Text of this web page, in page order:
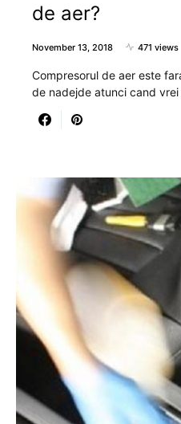
de aer?
November 13, 2018 471 views
Compresorul de aer este
de nadejde atunci cand